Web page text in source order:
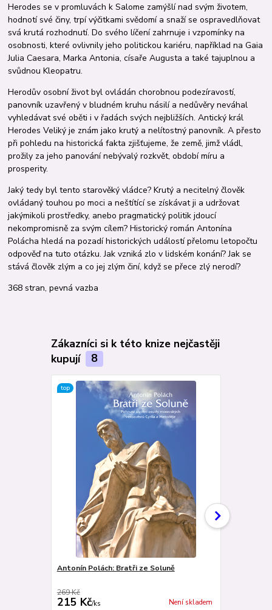
Herodes se v promluvách k Salome zamýšlí nad svým životem,
hodnotí své činy, trpí výčitkami svědomí a snaží se ospravedlňovat
svá krutá rozhodnutí. Do svého líčení zahrnuje i vzpomínky na
osobnosti, které ovlivnily jeho politickou kariéru, například na Gaia
Julia Caesara, Marka Antonia, císaře Augusta a také tajuplnou a
svůdnou Kleopatru.
Herodův osobní život byl ovládán chorobnou podezíravostí,
panovník uzavřený v bludném kruhu násilí a nedůvěry neváhal
vyhledávat své oběti i v řadách svých nejbližších. Antický král
Herodes Veliký je znám jako krutý a nelítostný panovník. A přesto
při pohledu na historická fakta zjišťujeme, že země, jimž vládl,
prožily za jeho panování nebývalý rozkvět, období míru a
prosperity.
Jaký tedy byl tento starověký vládce? Krutý a necitelný člověk
ovládaný touhou po moci a neštítící se získávat ji a udržovat
jakýmikoli prostředky, anebo pragmatický politik jdoucí
nekompromisně za svým cílem? Historický román Antonína
Polácha hledá na pozadí historických událostí přelomu letopočtu
odpověď na tuto otázku. Jak vzniká zlo v lidském konání? Jak se
stává člověk zlým a co jej zlým činí, když se přece zlý nerodí?
368 stran, pevná vazba
Zákazníci si k této knize nejčastěji
kupují
8
top
Antonín Polách: Bratři ze Soluně
269 Kč
215 Kč/ks Není skladem